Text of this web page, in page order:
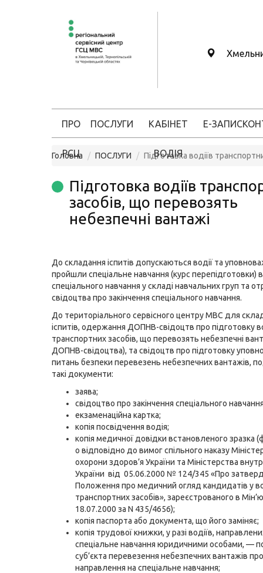
ПРО
РСЦ
ПОСЛУГИ КАБІНЕТ
ВОДІЯ
Е-ЗАПИС
Головна ПОСЛУГИ Підготовка водіїв
Підготовка водіїв
засобів, що перевозять
небезпечні вантажі
До складання іспитів допускаються водії та
пройшли спеціальне навчання (курс перепідготовки)
спеціального навчання у складі навчальних груп та
свідоцтва про закінчення спеціального навчання.
До територіального сервісного центру МВС для
іспитів, одержання ДОПНВ-свідоцтв про підготовку
транспортних засобів, що перевозять небезпечні
ДОПНВ-свідоцтва), та свідоцтв про підготовку
питань безпеки перевезень небезпечних вантажів,
такі документи:
заява;
свідоцтво про закінчення спеціального
екзаменаційна картка;
копія посвідчення водія;
копія медичної довідки встановленого зразка
о відповідно до вимог спільного наказу
охорони здоров’я України та Міністерства
України від 05.06.2000 № 124/345 «Про
Положення про медичний огляд кандидатів у
транспортних засобів», зареєстрованого в
18.07.2000 за N 435/4656);
копія паспорта або документа, що його заміняє;
копія трудової книжки, у разі водіїв,
спеціальне навчання юридичними особами, —
суб’єкта перевезення небезпечних вантажів про
направлення на спеціальне навчання;